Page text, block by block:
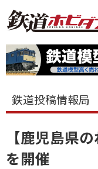
鉄道投稿情報局
【鹿児島県
を開催